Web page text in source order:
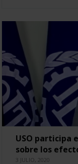
USO participa
sobre los
3 JULIO, 2020